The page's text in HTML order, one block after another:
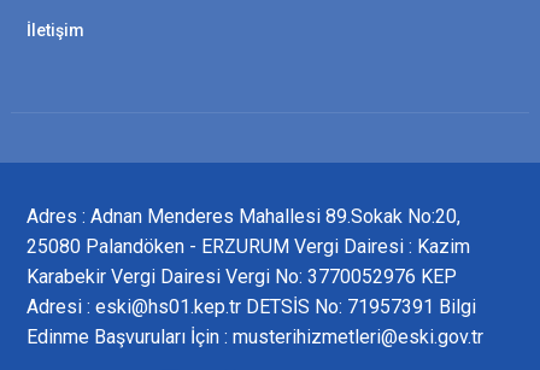
İletişim
Adres : Adnan Menderes Mahallesi 89.Sokak No:20,
25080 Palandöken - ERZURUM Vergi Dairesi : Kazim
Karabekir Vergi Dairesi Vergi No: 3770052976 KEP
Adresi : eski@hs01.kep.tr DETSİS No: 71957391 Bilgi
Edinme Başvuruları İçin : musterihizmetleri@eski.gov.tr